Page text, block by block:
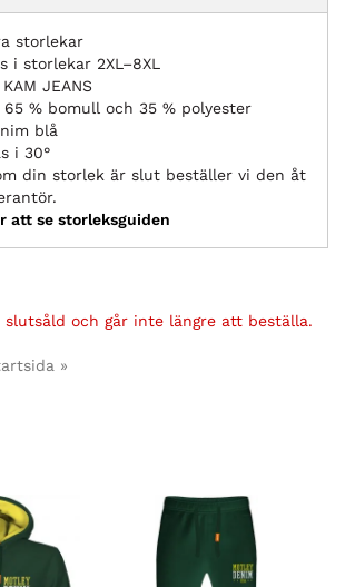
storlekar
i storlekar 2XL–8XL
JEANS
% bomull och 35 % polyester
blå
i 30°
din storlek är slut beställer vi den åt
att se storleksguiden
och går inte längre att beställa.
»